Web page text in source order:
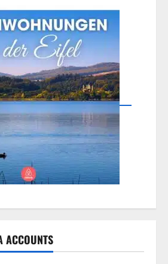
ACCOUNTS